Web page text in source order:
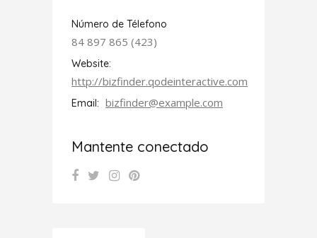
Número de Télefono
84 897 865 (423)
Website:
http://bizfinder.qodeinteractive.com
Email: bizfinder@example.com
Mantente conectado